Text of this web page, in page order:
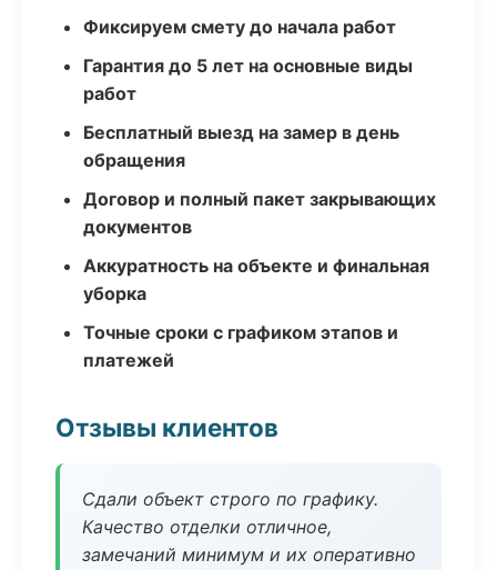
Фиксируем смету до начала работ
Гарантия до 5 лет на основные виды
работ
Бесплатный выезд на замер в день
обращения
Договор и полный пакет закрывающих
документов
Аккуратность на объекте и финальная
уборка
Точные сроки с графиком этапов и
платежей
Отзывы клиентов
Сдали объект строго по графику.
Качество отделки отличное,
замечаний минимум и их оперативно